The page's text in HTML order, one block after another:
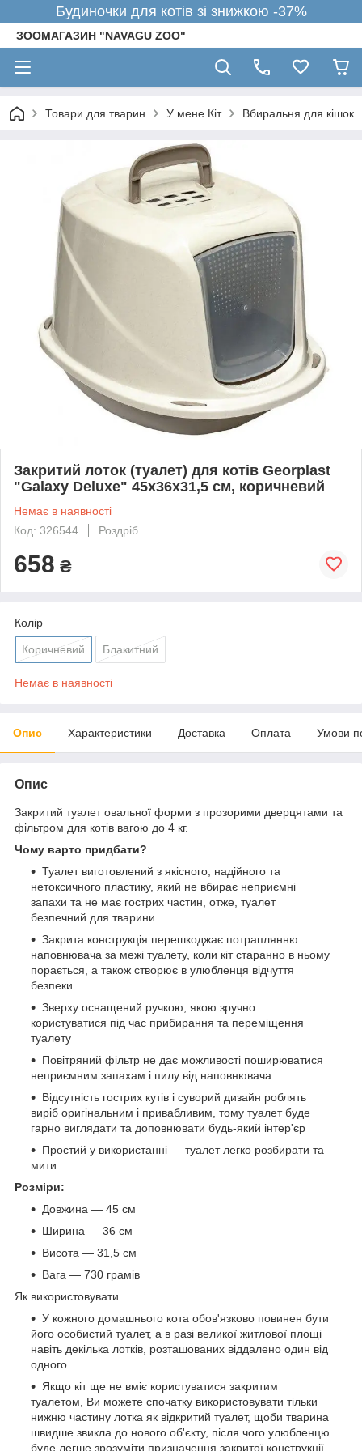
Будиночки для котів зі знижкою -37%
ЗООМАГАЗИН "NAVAGU ZOO"
Товари для тварин У мене Кіт Вбиральня для кішок
Закритий лоток (туалет) для котів Georplast
"Galaxy Deluxe" 45x36x31,5 см, коричневий
Немає в наявності
Код: 326544
Роздріб
658 ₴
Колір
Коричневий Блакитний
Немає в наявності
Опис Характеристики Доставка Оплата Умови
Опис
Закритий туалет овальної форми з прозорими дверцятами та
фільтром для котів вагою до 4 кг.
Чому варто придбати?
Туалет виготовлений з якісного, надійного та
нетоксичного пластику, який не вбирає неприємні
запахи та не має гострих частин, отже, туалет
безпечний для тварини
Закрита конструкція перешкоджає потраплянню
наповнювача за межі туалету, коли кіт старанно в ньому
порається, а також створює в улюбленця відчуття
безпеки
Зверху оснащений ручкою, якою зручно
користуватися під час прибирання та переміщення
туалету
Повітряний фільтр не дає можливості поширюватися
неприємним запахам і пилу від наповнювача
Відсутність гострих кутів і суворий дизайн роблять
виріб оригінальним і привабливим, тому туалет буде
гарно виглядати та доповнювати будь-який інтер'єр
Простий у використанні — туалет легко розбирати та
мити
Розміри:
Довжина — 45 см
Ширина — 36 см
Висота — 31,5 см
Вага — 730 грамів
Як використовувати
У кожного домашнього кота обов'язково повинен бути
його особистий туалет, а в разі великої житлової площі
навіть декілька лотків, розташованих віддалено один від
одного
Якщо кіт ще не вміє користуватися закритим
туалетом, Ви можете спочатку використовувати тільки
нижню частину лотка як відкритий туалет, щоби тварина
швидше звикла до нового об'єкту, після чого улюбленцю
буде легше зрозуміти призначення закритої конструкції,